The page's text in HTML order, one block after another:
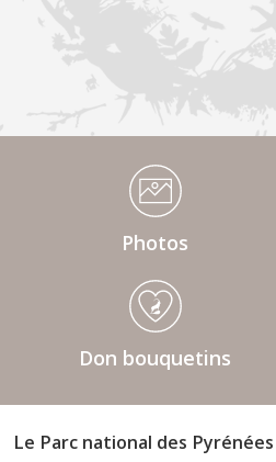
Médiathèque Footer
Photos
Don bouquetins
Le Parc national des Pyrénées